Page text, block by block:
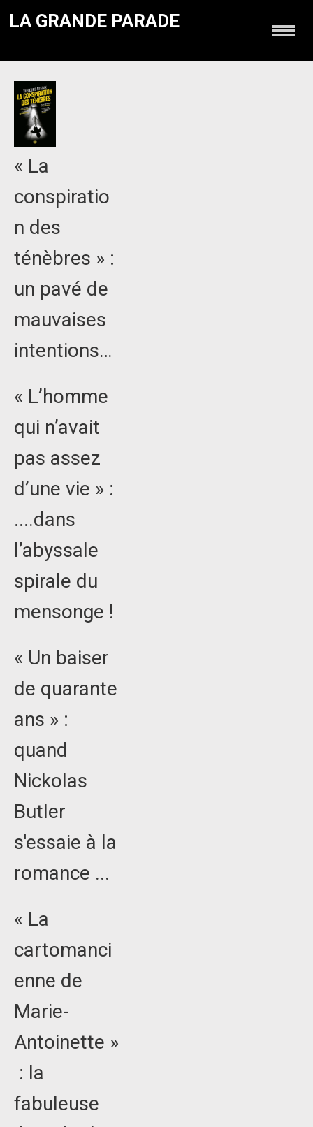
LA GRANDE PARADE
« La
conspiratio
n des
ténèbres » :
un pavé de
mauvaises
intentions…
« L’homme
qui n’avait
pas assez
d’une vie » :
....dans
l’abyssale
spirale du
mensonge !
« Un baiser
de quarante
ans » :
quand
Nickolas
Butler
s'essaie à la
romance ...
« La
cartomanci
enne de
Marie-
Antoinette »
: la
fabuleuse